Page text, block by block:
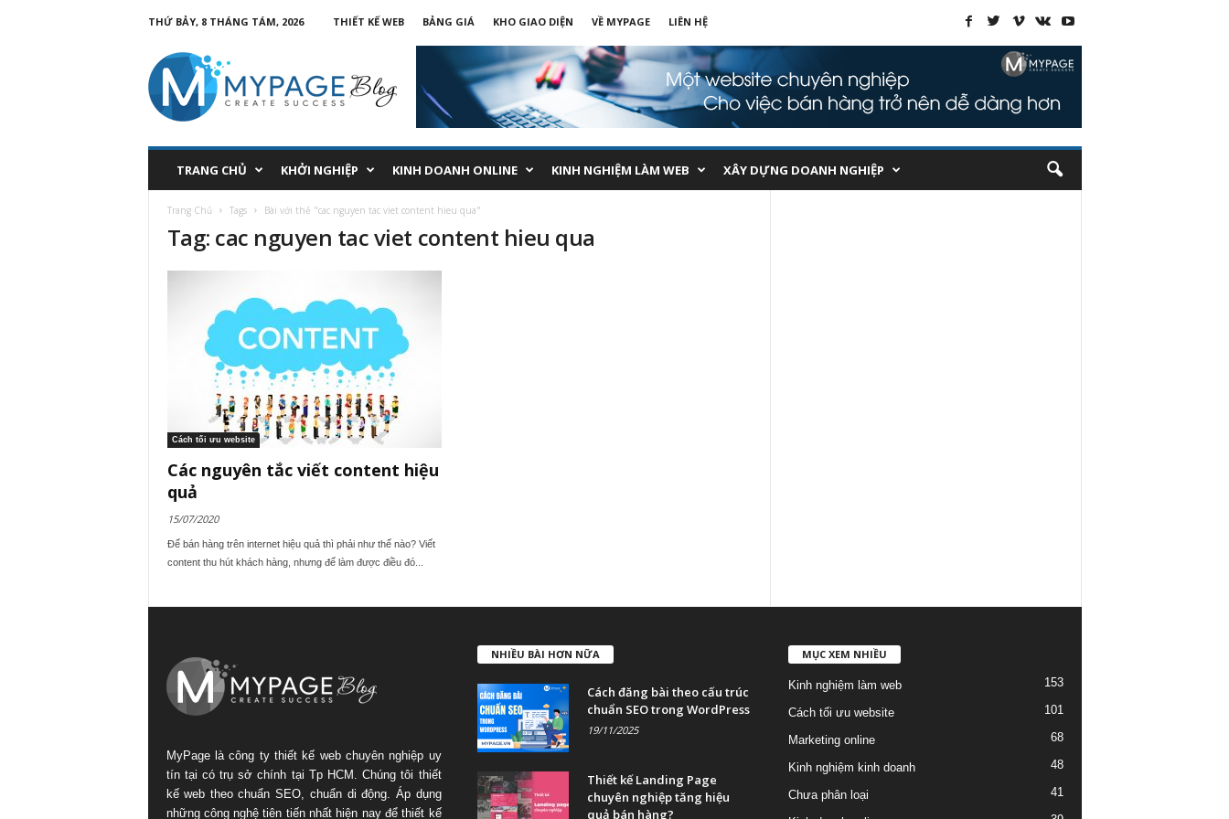
THỨ BẢY, 8 THÁNG TÁM, 2026 THIẾT KẾ WEB BẢNG GIÁ KHO GIAO DIỆN VỀ MYPAGE LIÊN HỆ
TRANG CHỦ KHỞI NGHIỆP KINH DOANH ONLINE KINH NGHIỆM LÀM WEB XÂY DỰNG DOANH NGHIỆP
Trang Chủ Tags Bài với thẻ "cac nguyen tac viet content hieu qua"
Tag: cac nguyen tac viet content hieu qua
Cách tối ưu website
Các nguyên tắc viết content hiệu
quả
15/07/2020
Để bán hàng trên internet hiệu quả thì phải như thế nào? Viết
content thu hút khách hàng, nhưng để làm được điều đó...
MyPage là công ty thiết kế web chuyên nghiệp uy
tín tại có trụ sở chính tại Tp HCM. Chúng tôi thiết
kế web theo chuẩn SEO, chuẩn di động. Áp dụng
những công nghệ tiên tiến nhất hiện nay để thiết kế
NHIỀU BÀI HƠN NỮA
Cách đăng bài theo cấu trúc
chuẩn SEO trong WordPress
19/11/2025
Thiết kế Landing Page
chuyên nghiệp tăng hiệu
quả bán hàng?
MỤC XEM NHIỀU
Kinh nghiệm làm web 153
Cách tối ưu website 101
Marketing online 68
Kinh nghiệm kinh doanh 48
Chưa phân loại 41